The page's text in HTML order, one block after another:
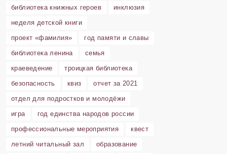
библиотека книжных героев
инклюзия
неделя детской книги
проект «фамилия»
год памяти и славы
библиотека ленина
семья
краеведение
троицкая библиотека
безопасность
квиз
отчет за 2021
отдел для подростков и молодёжи
игра
год единства народов россии
профессиональные мероприятия
квест
летний читальный зал
образование